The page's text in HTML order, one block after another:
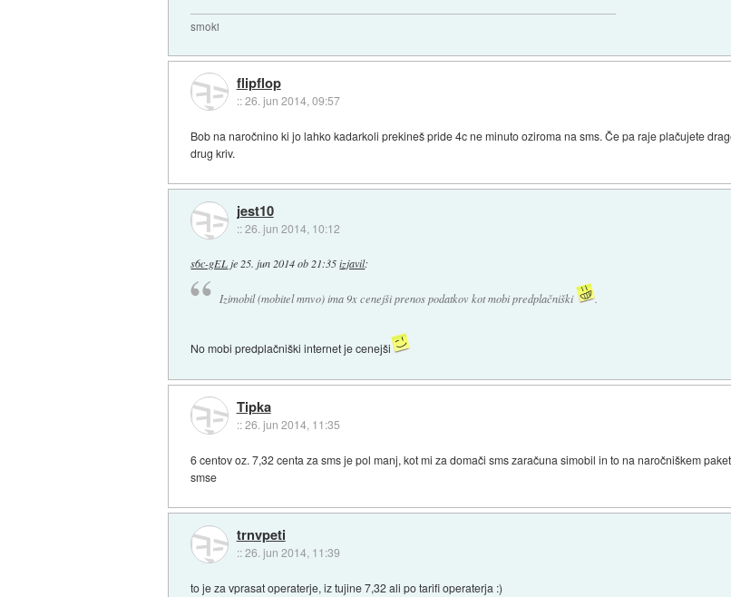
smoki
flipflop
::26. jun 2014, 09:57
Bob na naročnino ki jo lahko kadarkoli prekineš pride 4c ne minuto oziroma na sms. Če pa raje plačujete
drug kriv.
jest10
::26. jun 2014, 10:12
s6c-gEL je 25. jun 2014 ob 21:35 izjavil:
Izimobil (mobitel mnvo) ima 9x cenejši prenos podatkov kot mobi predplačniški .
No mobi predplačniški internet je cenejši
Tipka
::26. jun 2014, 11:35
6 centov oz. 7,32 centa za sms je pol manj, kot mi za domači sms zaračuna simobil in to na naročniškem
smse
trnvpeti
::26. jun 2014, 11:39
to je za vprasat operaterje, iz tujine 7,32 ali po tarifi operaterja :)